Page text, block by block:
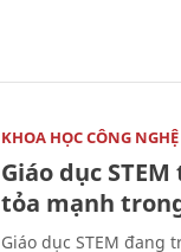
KHOA HỌC CÔNG NGHỆ
Giáo dục
tỏa mạnh
Giáo dục STEM